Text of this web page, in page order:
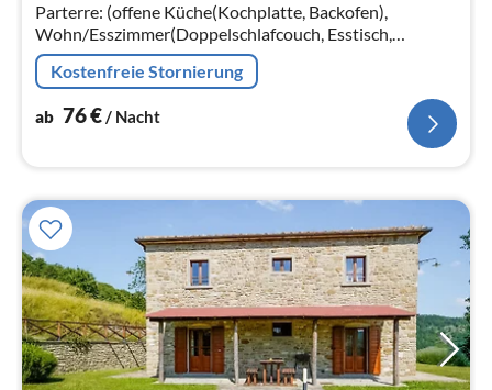
Parterre: (offene Küche(Kochplatte, Backofen),
Wohn/Esszimmer(Doppelschlafcouch, Esstisch,
Kaminofen)) In der 1. Etage: (Schlafzimmer(Doppelbett)
Kostenfreie Stornierung
ab 76€/ Nacht